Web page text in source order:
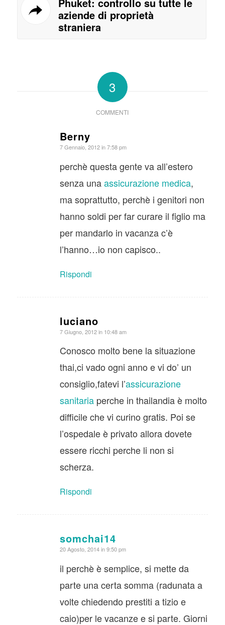
aziende di proprietà
straniera
3
COMMENTI
Berny
dice:
7 Gennaio, 2012 in 7:58 pm
perchè questa gente va all’estero
senza unaassicurazione medica,
ma soprattutto, perchè i genitori non
hanno soldi per far curare il figlio ma
per mandarlo in vacanza c’è
l’hanno…io non capisco..
Rispondi
luciano
dice:
7 Giugno, 2012 in 10:48 am
Conosco molto bene la situazione
thai,ci vado ogni anno e vi do’ un
consiglio,fatevi l’assicurazione
sanitariaperche in thailandia è molto
difficile che vi curino gratis. Poi se
l’ospedale è privato allora dovete
essere ricchi perche li non si
scherza.
Rispondi
somchai14
dice:
20 Agosto, 2014 in 9:50 pm
il perchè è semplice, si mette da
parte una certa somma (radunata a
volte chiedendo prestiti a tizio e
caio)per le vacanze e si parte. Giorni